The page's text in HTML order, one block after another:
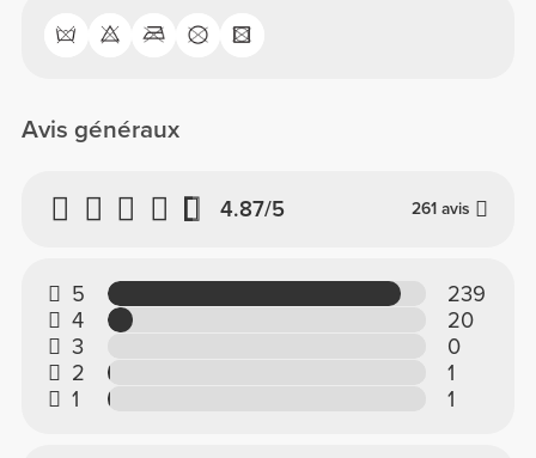
Avis généraux
4.87/5 261 avis
5
239
4
20
3
0
2
1
1
1